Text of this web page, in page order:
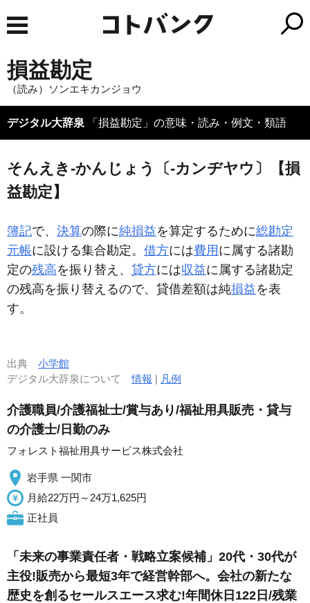
損益勘定
（読み）ソンエキカンジョウ
デジタル大辞泉 「損益勘定」の意味・読み・例文・類語
そんえき‐かんじょう〔‐カンヂヤウ〕【損
益勘定】
簿記で、 決算の際に純損益を算定するために総勘定
元帳に設ける集合勘定。 借方には費用 に属する諸勘
定の残高を振り替え、 貸方には収益に属する諸勘定
の残高を振り替えるので、貸借差額は純損益を表
す。
出典 小学館
デジタル大辞泉について情報 | 凡例
介護職員/介護福祉士/賞与あり/福祉用具販売・貸与
の介護士/日勤のみ
フォレスト福祉用具サービス株式会社
岩手県 一関市
月給22万円～24万1,625円
正社員
「未来の事業責任者・戦略立案候補」20代・30代が
主役!販売から最短3年で経営幹部へ。会社の新たな
歴史を創るセールスエース求む!年間休日122日/残業